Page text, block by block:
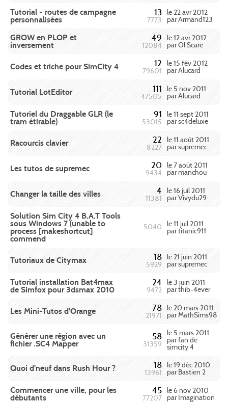
Tutorial - routes de campagne
personnalisées
13
7773
le 22 avr 2012
par Armand123
GROW en PLOP et
inversement
49
12084
le 12 avr 2012
par Ol Scare
Codes et triche pour SimCity 4 12
79601
le 15 fév 2012
par Alucard
Tutorial LotEditor 111
47505
le 5 nov 2011
par Alucard
Tutoriel du Draggable GLR (le
tram étirable)
91
53015
le 11 sept 2011
par sc4deluxe
Racourcis clavier 22
8227
le 11 août 2011
par supremec
Les tutos de supremec 20
9434
le 7 août 2011
par manchou
Changer la taille des villes 4
11381
le 16 juil 2011
par Vivydu29
Solution Sim City 4 B.A.T Tools
sous Windows 7 (unable to
process [makeshortcut]
commend
5040 le 11 juil 2011
par titanic911
Tutoriaux de Citymax 18
5929
le 21 juin 2011
par supremec
Tutorial installation Bat4max
de Simfox pour 3dsmax 2010
24
9472
le 3 juin 2011
par thib-4ever
Les Mini-Tutos d'Orange 78
21971
le 20 mars 2011
par MathSims98
Générer une région avec un
fichier .SC4 Mapper
58
31359
le 5 mars 2011
par fan de
simcity 4
Quoi d'neuf dans Rush Hour ? 18
13961
le 19 déc 2010
par Bastien 2
Commencer une ville, pour les
débutants
45
77207
le 6 nov 2010
par Imagination